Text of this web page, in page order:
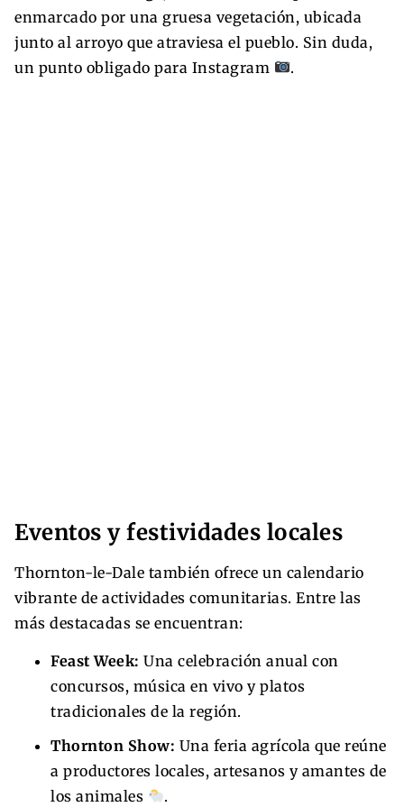
enmarcado por una gruesa vegetación, ubicada
junto al arroyo que atraviesa el pueblo. Sin duda,
un punto obligado para Instagram
.
Eventos y festividades locales
Thornton-le-Dale también ofrece un calendario
vibrante de actividades comunitarias. Entre las
más destacadas se encuentran:
Feast Week: Una celebración anual con
concursos, música en vivo y platos
tradicionales de la región.
Thornton Show: Una feria agrícola que reúne
a productores locales, artesanos y amantes de
los animales
.